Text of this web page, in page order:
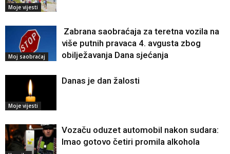
Moje vijesti
Moj saobraćaj
Zabrana saobraćaja za teretna vozila na
više putnih pravaca 4. avgusta zbog
obilježavanja Dana sjećanja
Moje vijesti
Danas je dan žalosti
Vozaču oduzet automobil nakon sudara:
Imao gotovo četiri promila alkohola